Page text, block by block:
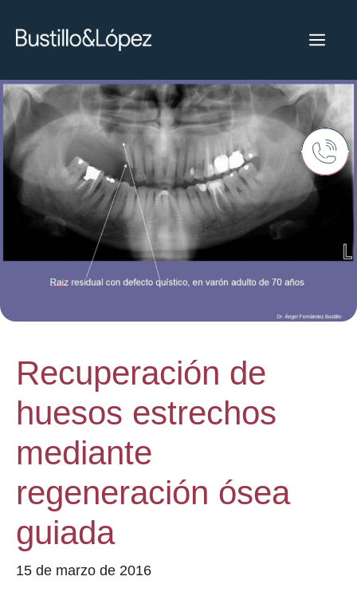
Recuperación de
huesos estrechos
mediante
regeneración ósea
guiada
15 de marzo de 2016